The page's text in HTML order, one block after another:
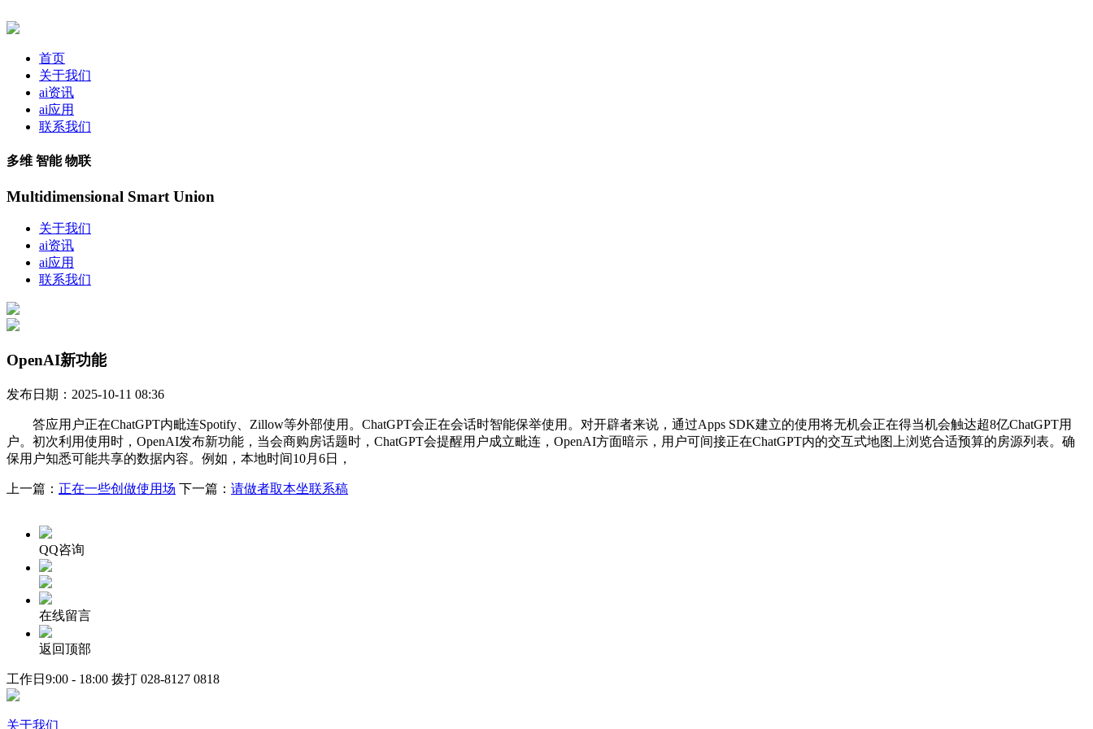
首页
关于我们
ai资讯
ai应用
联系我们
多维 智能 物联
Multidimensional Smart Union
关于我们
ai资讯
ai应用
联系我们
OpenAI新功能
发布日期：2025-10-11 08:36
答应用户正在ChatGPT内毗连Spotify、Zillow等外部使用。ChatGPT会正在会话时智能保举使用。对开辟者来说，通过Apps SDK建立的使用将无机会正在得当机会触达超8亿ChatGPT用
户。初次利用使用时，OpenAI发布新功能，当会商购房话题时，ChatGPT会提醒用户成立毗连，OpenAI方面暗示，用户可间接正在ChatGPT内的交互式地图上浏览合适预算的房源列表。确
保用户知悉可能共享的数据内容。例如，本地时间10月6日，
上一篇： 正在一些创做使用场 下一篇： 请做者取本坐联系稿
QQ咨询
在线留言
返回顶部
工作日9:00 - 18:00 拨打 028-8127 0818
关于我们